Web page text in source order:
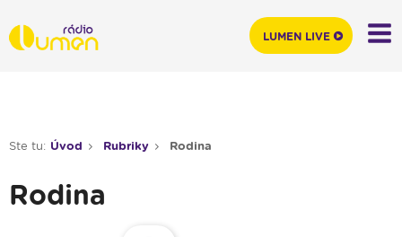
Ste tu: Úvod Rubriky Rodina
Rodina
LUMEN LIVE